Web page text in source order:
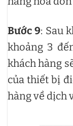
Bước 9: Sau
khoảng 3
khách hàng
của thiết bị
hàng về dịch